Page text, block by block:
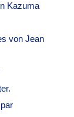
Kazuma
von Jean